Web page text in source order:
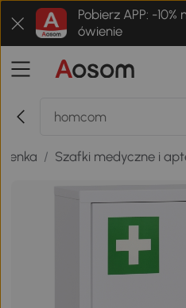
Pobierz APP: -
ówienie
/ Szafki medyczne i